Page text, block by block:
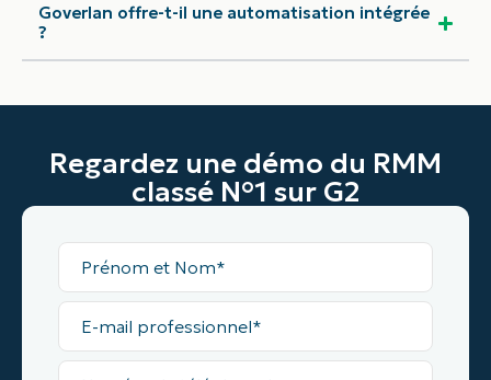
Goverlan offre-t-il une automatisation intégrée
?
Regardez une démo du RMM
classé N°1 sur G2
Prénom
Nom*
E-
mail
professionnel*
Numéro